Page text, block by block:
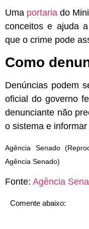
Uma portaria do
conceitos e ajuda
que o crime pode
Como
Denúncias podem
oficial do governo
denunciante não
o sistema e
Agência Senado
Agência Senado)
Fonte: Agência
Comente abaixo: